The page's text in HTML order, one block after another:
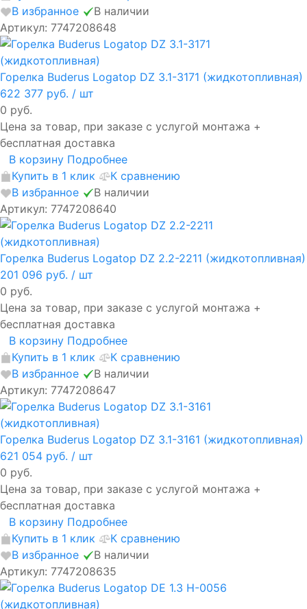
В избранное
В наличии
Артикул: 7747208648
Горелка Buderus Logatop DZ 3.1-3171 (жидкотопливная)
622 377 руб. / шт
0 руб.
Цена за товар, при заказе с услугой монтажа +
бесплатная доставка
В корзину Подробнее
Купить в 1 клик
К сравнению
В избранное
В наличии
Артикул: 7747208640
Горелка Buderus Logatop DZ 2.2-2211 (жидкотопливная)
201 096 руб. / шт
0 руб.
Цена за товар, при заказе с услугой монтажа +
бесплатная доставка
В корзину Подробнее
Купить в 1 клик
К сравнению
В избранное
В наличии
Артикул: 7747208647
Горелка Buderus Logatop DZ 3.1-3161 (жидкотопливная)
621 054 руб. / шт
0 руб.
Цена за товар, при заказе с услугой монтажа +
бесплатная доставка
В корзину Подробнее
Купить в 1 клик
К сравнению
В избранное
В наличии
Артикул: 7747208635